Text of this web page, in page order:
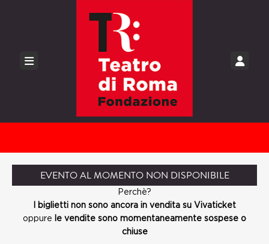
EVENTO AL MOMENTO NON DISPONIBILE
Perchè?
I biglietti non sono ancora in vendita su Vivaticket
oppure
le vendite sono momentaneamente sospese o
chiuse